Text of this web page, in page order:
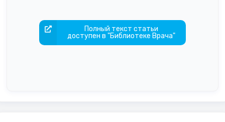
Полный текст статьи
доступен в "Библиотеке Врача"